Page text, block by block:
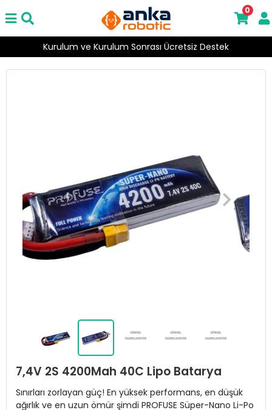
Kurulum ve Kurulum Sonrası Ücretsiz Destek
0
7,4V 2S 4200Mah 40C Lipo Batarya
Sınırları zorlayan güç! En yüksek performans, en düşük
ağırlık ve en uzun ömür şimdi PROFUSE Süper-Nano Li-Po